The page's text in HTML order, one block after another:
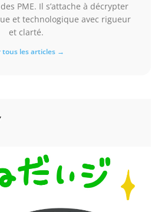
PME. Il s’attache à décrypter
et technologique avec rigueur
et clarté.
tous les articles →